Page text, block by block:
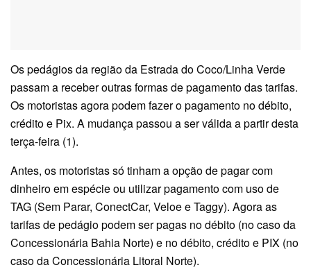
Os pedágios da região da Estrada do Coco/Linha Verde
passam a receber outras formas de pagamento das tarifas.
Os motoristas agora podem fazer o pagamento no débito,
crédito e Pix. A mudança passou a ser válida a partir desta
terça-feira (1).
Antes, os motoristas só tinham a opção de pagar com
dinheiro em espécie ou utilizar pagamento com uso de
TAG (Sem Parar, ConectCar, Veloe e Taggy). Agora as
tarifas de pedágio podem ser pagas no débito (no caso da
Concessionária Bahia Norte) e no débito, crédito e PIX (no
caso da Concessionária Litoral Norte).